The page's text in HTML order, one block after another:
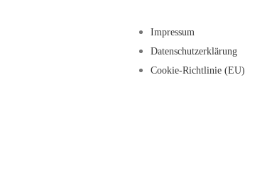
Impressum
Datenschutzerklärung
Cookie-Richtlinie (EU)